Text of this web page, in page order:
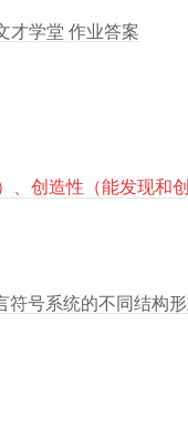
才学堂 作业答案
、创造性（能发现和
符号系统的不同结构